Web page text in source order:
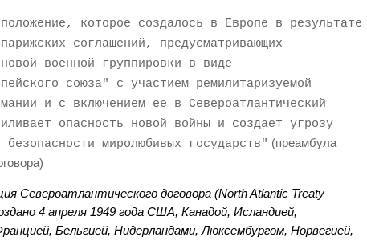
которое создалось в Европе в результате
соглашений, предусматривающих
военной группировки в виде
союза" с участием ремилитаризуемой
и с включением ее в Североатлантический
опасность новой войны и создает угрозу
безопасности миролюбивых государств" (преамбула
Североатлантического договора (North Atlantic Treaty
4 апреля 1949 года США, Канадой, Исландией,
Бельгией, Нидерландами, Люксембургом, Норвегией,